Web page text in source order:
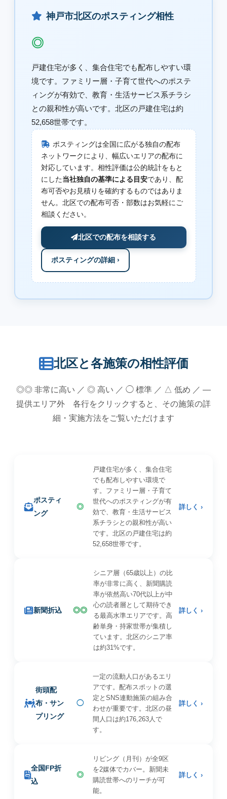
神戸市北区のポスティング相性
◎
戸建住宅が多く、集合住宅でも配布しやすい環
境です。ファミリー層・子育て世代へのポステ
ィングが有効で、教育・生活サービス系チラシ
との親和性が高いです。北区の戸建住宅は約
52,658世帯です。
ポスティングは全国に広がる独自の配布
ネットワークにより、幅広いエリアの配布に
対応しています。相性評価は公的統計をもと
にした当社独自の基準による目安であり、配
布可否やお見積りを確約するものではありま
せん。北区での配布可否・部数はお気軽にご
相談ください。
北区での配布を相談する
ポスティングの詳細 ›
北区と各施策の相性評価
◎◎ 非常に高い ／ ◎ 高い ／ ◯ 標準 ／ △ 低め ／ —
提供エリア外 各行をクリックすると、その施策の詳
細・実施方法をご覧いただけます
ポスティ
ング
◎
戸建住宅が多く、集合住宅
でも配布しやすい環境で
す。ファミリー層・子育て
世代へのポスティングが有
効で、教育・生活サービス
系チラシとの親和性が高い
です。北区の戸建住宅は約
52,658世帯です。
詳しく ›
新聞折込 ◎◎
シニア層（65歳以上）の比
率が非常に高く、新聞購読
率が依然高い70代以上が中
心の読者層として期待でき
る最高水準エリアです。高
齢単身・持家世帯が集積し
ています。北区のシニア率
は約31%です。
詳しく ›
街頭配
布・サン
プリング
◯
一定の流動人口があるエリ
アです。配布スポットの選
定とSNS連動施策の組み合
わせが重要です。北区の昼
間人口は約176,263人で
す。
詳しく ›
全国FP折
込
◎
リビング（月刊）が全9区
を2媒体でカバー。新聞未
購読世帯へのリーチが可
能。
詳しく ›